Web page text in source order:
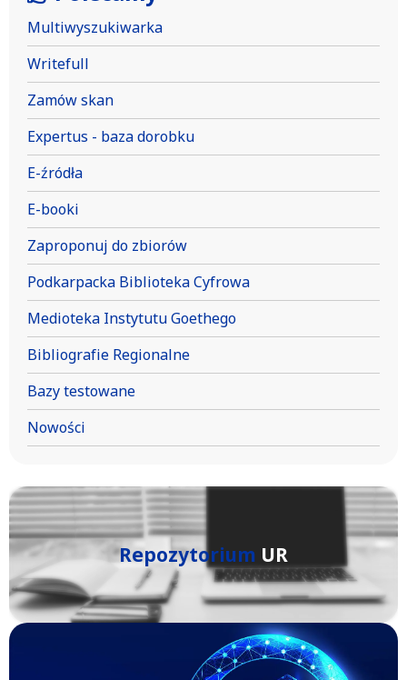
Multiwyszukiwarka
Writefull
Zamów skan
Expertus - baza dorobku
E-źródła
E-booki
Zaproponuj do zbiorów
Podkarpacka Biblioteka Cyfrowa
Medioteka Instytutu Goethego
Bibliografie Regionalne
Bazy testowane
Nowości
Repozytorium UR